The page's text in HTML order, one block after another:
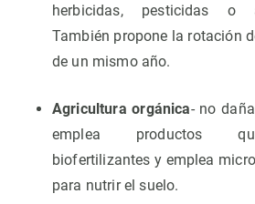
herbicidas, pesticidas o
También propone la rotación
de un mismo año.
Agricultura orgánica- no
emplea productos
biofertilizantes y emplea
para nutrir el suelo.